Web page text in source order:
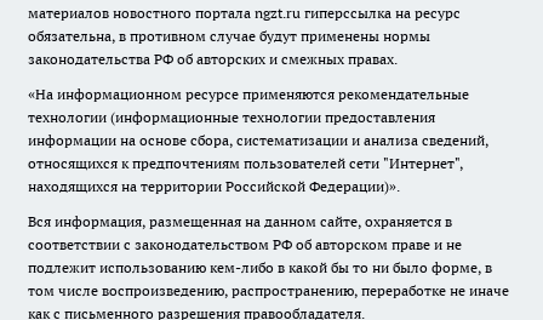
материалов новостного портала ngzt.ru гиперссылка на ресурс
обязательна, в противном случае будут применены нормы
законодательства РФ об авторских и смежных правах.
«На информационном ресурсе применяются рекомендательные
технологии (информационные технологии предоставления
информации на основе сбора, систематизации и анализа сведений,
относящихся к предпочтениям пользователей сети "Интернет",
находящихся на территории Российской Федерации)».
Вся информация, размещенная на данном сайте, охраняется в
соответствии с законодательством РФ об авторском праве и не
подлежит использованию кем-либо в какой бы то ни было форме, в
том числе воспроизведению, распространению, переработке не иначе
как с письменного разрешения правообладателя.